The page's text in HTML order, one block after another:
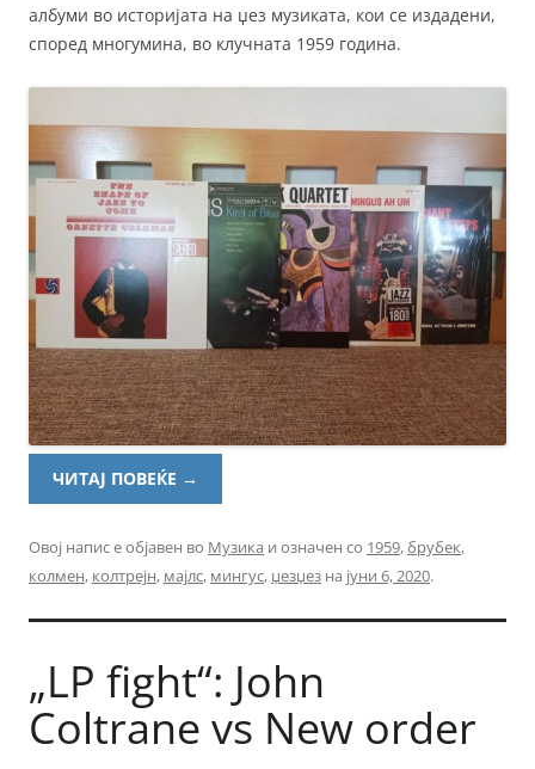
албуми во историјата на џез музиката, кои се издадени,
според многумина, во клучната 1959 година.
ЧИТАЈ ПОВЕЌЕ →
Овој напис е објавен во Музика и означен со 1959,брубек,
колмен, колтрејн, мајлс, мингус, џезџез на јуни 6, 2020.
„LP fight“: John
Coltrane vs New order